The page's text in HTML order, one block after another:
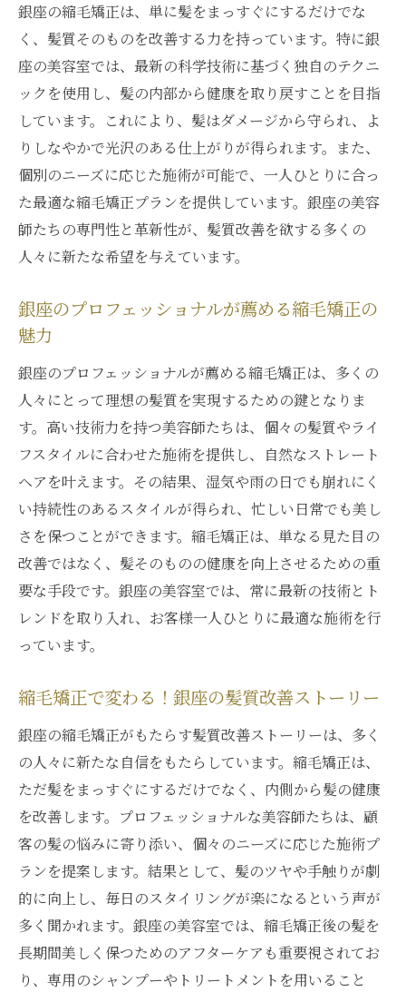
銀座の縮毛矯正は、単に髪をまっすぐにするだけでな
く、髪質そのものを改善する力を持っています。特に銀
座の美容室では、最新の科学技術に基づく独自のテクニ
ックを使用し、髪の内部から健康を取り戻すことを目指
しています。これにより、髪はダメージから守られ、よ
りしなやかで光沢のある仕上がりが得られます。また、
個別のニーズに応じた施術が可能で、一人ひとりに合っ
た最適な縮毛矯正プランを提供しています。銀座の美容
師たちの専門性と革新性が、髪質改善を欲する多くの
人々に新たな希望を与えています。
銀座のプロフェッショナルが薦める縮毛矯正の
魅力
銀座のプロフェッショナルが薦める縮毛矯正は、多くの
人々にとって理想の髪質を実現するための鍵となりま
す。高い技術力を持つ美容師たちは、個々の髪質やライ
フスタイルに合わせた施術を提供し、自然なストレート
ヘアを叶えます。その結果、湿気や雨の日でも崩れにく
い持続性のあるスタイルが得られ、忙しい日常でも美し
さを保つことができます。縮毛矯正は、単なる見た目の
改善ではなく、髪そのものの健康を向上させるための重
要な手段です。銀座の美容室では、常に最新の技術とト
レンドを取り入れ、お客様一人ひとりに最適な施術を行
っています。
縮毛矯正で変わる！銀座の髪質改善ストーリー
銀座の縮毛矯正がもたらす髪質改善ストーリーは、多く
の人々に新たな自信をもたらしています。縮毛矯正は、
ただ髪をまっすぐにするだけでなく、内側から髪の健康
を改善します。プロフェッショナルな美容師たちは、顧
客の髪の悩みに寄り添い、個々のニーズに応じた施術プ
ランを提案します。結果として、髪のツヤや手触りが劇
的に向上し、毎日のスタイリングが楽になるという声が
多く聞かれます。銀座の美容室では、縮毛矯正後の髪を
長期間美しく保つためのアフターケアも重要視されてお
り、専用のシャンプーやトリートメントを用いること